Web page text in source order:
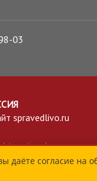
03
spravedlivo.ru
International
согласие на